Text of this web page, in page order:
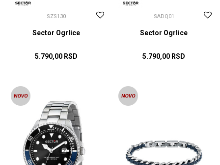
SZS130
Sector Ogrlice
5.790,00 RSD
SADQ01
Sector Ogrlice
5.790,00 RSD